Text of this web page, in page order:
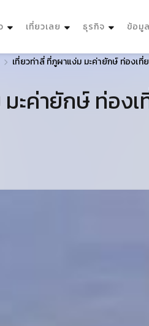
เที่ยวเลย ธุรกิจ ข้อมูล
เที่ยวท่าลี่ ที่ภูผาแง่ม มะค่ายักษ์ ท่องเ
มะค่ายักษ์ ท่อ